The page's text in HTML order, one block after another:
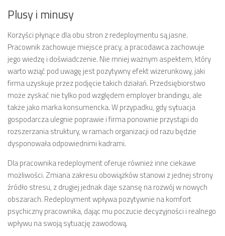
Plusy i minusy
Korzyści płynące dla obu stron z redeploymentu są jasne.
Pracownik zachowuje miejsce pracy, a pracodawca zachowuje
jego wiedzę i doświadczenie. Nie mniej ważnym aspektem, który
warto wziąć pod uwagę jest pozytywny efekt wizerunkowy, jaki
firma uzyskuje przez podjęcie takich działań. Przedsiębiorstwo
może zyskać nie tylko pod względem employer brandingu, ale
także jako marka konsumencka. W przypadku, gdy sytuacja
gospodarcza ulegnie poprawie i firma ponownie przystąpi do
rozszerzania struktury, w ramach organizacji od razu będzie
dysponowała odpowiednimi kadrami.
Dla pracownika redeployment oferuje również inne ciekawe
możliwości. Zmiana zakresu obowiązków stanowi z jednej strony
źródło stresu, z drugiej jednak daje szansę na rozwój w nowych
obszarach. Redeployment wpływa pozytywnie na komfort
psychiczny pracownika, dając mu poczucie decyzyjności i realnego
wpływu na swoją sytuację zawodową.